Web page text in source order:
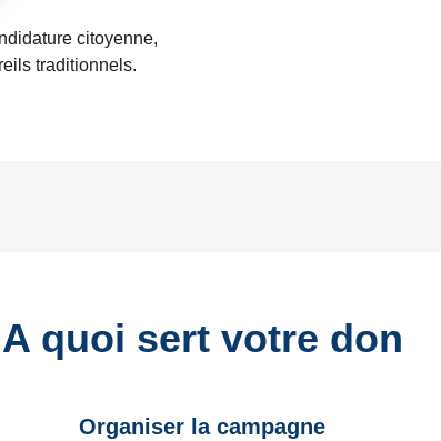
citoyenne,
traditionnels.
A quoi sert votre don
Organiser la campagne